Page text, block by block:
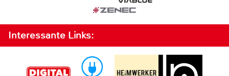
Interessante Links: